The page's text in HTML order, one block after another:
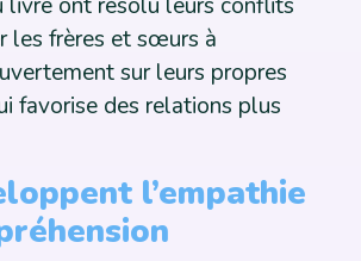
livre ont résolu leurs conflits
les frères et sœurs à
sur leurs propres
favorise des relations plus
l’empathie